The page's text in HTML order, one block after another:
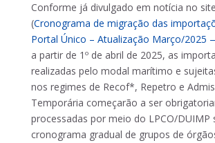
Conforme já divulgado em notícia no
(Cronograma de migração das
Portal Único – Atualização Março/2025
a partir de 1º de abril de 2025, as
realizadas pelo modal marítimo e
nos regimes de Recof*, Repetro e
Temporária começarão a ser
processadas por meio do LPCO/DUIMP
cronograma gradual de grupos de